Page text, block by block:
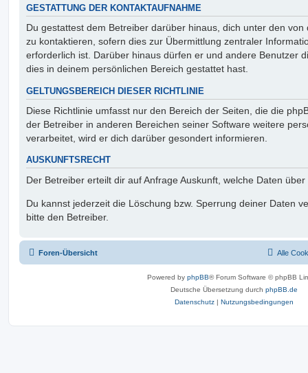
GESTATTUNG DER KONTAKTAUFNAHME
Du gestattest dem Betreiber darüber hinaus, dich unter den
zu kontaktieren, sofern dies zur Übermittlung zentraler
erforderlich ist. Darüber hinaus dürfen er und andere Benutzer
dies in deinem persönlichen Bereich gestattet hast.
GELTUNGSBEREICH DIESER RICHTLINIE
Diese Richtlinie umfasst nur den Bereich der Seiten, die die
der Betreiber in anderen Bereichen seiner Software weitere
verarbeitet, wird er dich darüber gesondert informieren.
AUSKUNFTSRECHT
Der Betreiber erteilt dir auf Anfrage Auskunft, welche Daten
Du kannst jederzeit die Löschung bzw. Sperrung deiner Daten
bitte den Betreiber.
Foren-Übersicht Alle
Powered by phpBB® Forum Software © phpBB
Deutsche Übersetzung durch phpBB.de
Datenschutz
Nutzungsbedingungen